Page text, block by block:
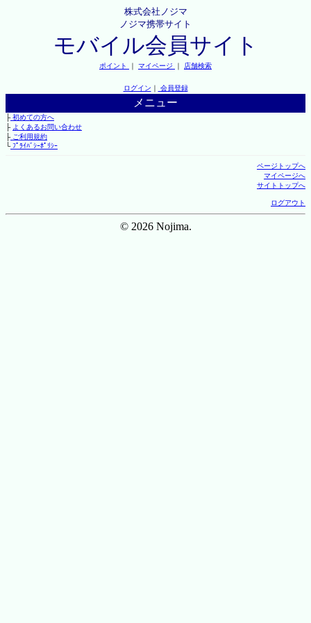
株式会社ノジマ
ノジマ携帯サイト
モバイル会員サイト
ポイント ｜ マイページ ｜ 店舗検索
ログイン ｜ 会員登録
メニュー
├初めての方へ
├ よくあるお問い合わせ
├ご利用規約
└ﾌﾟﾗｲﾊﾞｼｰﾎﾟﾘｼｰ
ページトップへ
マイページへ
サイトトップへ
ログアウト
© 2026 Nojima.